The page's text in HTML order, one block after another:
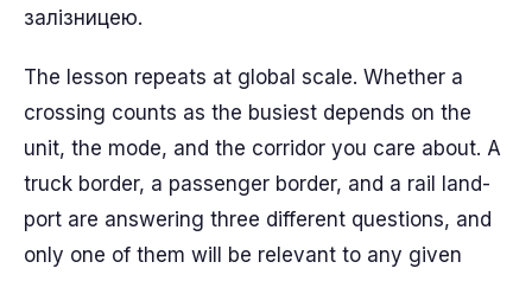
залізницею.
The lesson repeats at global scale. Whether a
crossing counts as the busiest depends on the
unit, the mode, and the corridor you care about. A
truck border, a passenger border, and a rail land-
port are answering three different questions, and
only one of them will be relevant to any given